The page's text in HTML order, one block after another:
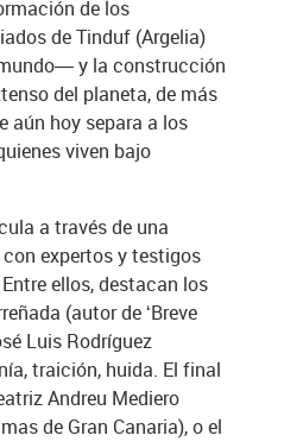
de los
de Tinduf (Argelia)
y la construcción
del planeta, de más
aún hoy separa a los
viven bajo
a través de una
expertos y testigos
ellos, destacan los
(autor de ‘Breve
Luis Rodríguez
traición, huida. El final
Andreu Mediero
de Gran Canaria), o el